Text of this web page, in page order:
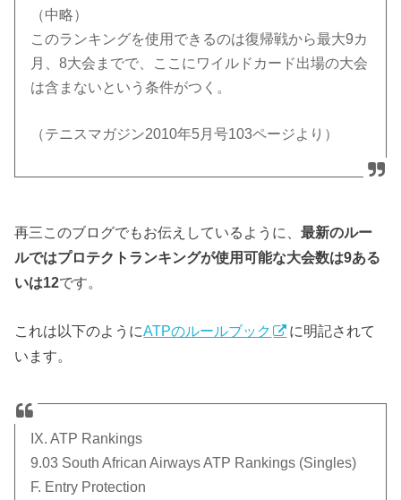
（中略）
このランキングを使用できるのは復帰戦から最大9カ
月、8大会までで、ここにワイルドカード出場の大会
は含まないという条件がつく。
（テニスマガジン2010年5月号103ページより）
再三このブログでもお伝えしているように、最新のルー
ルではプロテクトランキングが使用可能な大会数は9ある
いは12です。
これは以下のようにATPのルールブック
に明記されて
います。
IX. ATP Rankings
9.03 South African Airways ATP Rankings (Singles)
F. Entry Protection